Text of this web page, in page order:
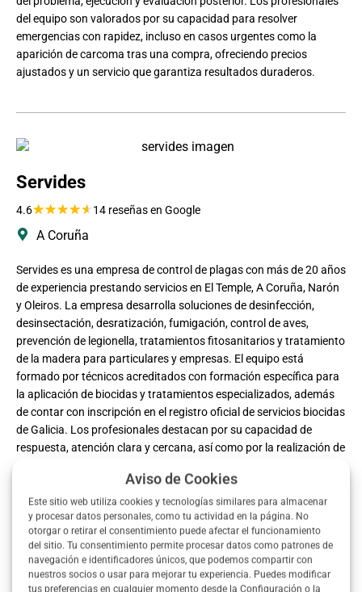
Aviso de Cookies
Este sitio web utiliza cookies y tecnologías similares para almacenar
y procesar datos personales, como tu actividad en la página. No
otorgar o retirar el consentimiento puede afectar el funcionamiento
del sitio. Tu consentimiento permite procesar datos como patrones de
navegación e identificadores únicos, que podemos compartir con
nuestros socios o usar para mejorar tu experiencia. Puedes modificar
tus preferencias en cualquier momento desde la Configuración o la
del equipo son valorados por su capacidad para resolver
emergencias con rapidez, incluso en casos urgentes como la
aparición de carcoma tras una compra, ofreciendo precios
ajustados y un servicio que garantiza resultados duraderos.
Servides
4.6★★★★★ 14 reseñas en Google
A Coruña
Servides es una empresa de control de plagas con más de 20 años
de experiencia prestando servicios en El Temple, A Coruña, Narón
y Oleiros. La empresa desarrolla soluciones de desinfección,
desinsectación, desratización, fumigación, control de aves,
prevención de legionella, tratamientos fitosanitarios y tratamiento
de la madera para particulares y empresas. El equipo está
formado por técnicos acreditados con formación específica para
la aplicación de biocidas y tratamientos especializados, además
de contar con inscripción en el registro oficial de servicios biocidas
de Galicia. Los profesionales destacan por su capacidad de
respuesta, atención clara y cercana, así como por la realización de
compañía ofrece también tratamiento fitosanitario y servicios
orientados a distintos sectores.